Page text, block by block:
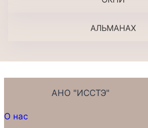
АЛЬМАНАХ
АНО "ИССТЭ"
О нас